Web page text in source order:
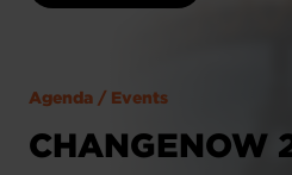
Agenda / Events
CHANGENOW